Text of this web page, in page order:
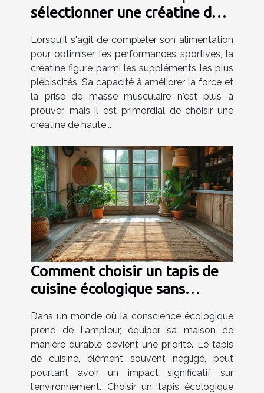
sélectionner une créatine de
Lorsqu'il s'agit de compléter son alimentation
pour optimiser les performances sportives, la
créatine figure parmi les suppléments les plus
plébiscités. Sa capacité à améliorer la force et
la prise de masse musculaire n'est plus à
prouver, mais il est primordial de choisir une
créatine de haute...
Comment choisir un tapis de
cuisine écologique sans
Dans un monde où la conscience écologique
prend de l'ampleur, équiper sa maison de
manière durable devient une priorité. Le tapis
de cuisine, élément souvent négligé, peut
pourtant avoir un impact significatif sur
l'environnement. Choisir un tapis écologique